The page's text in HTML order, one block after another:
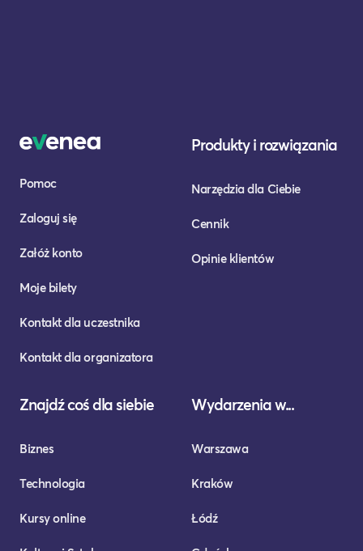
Pomoc
Zaloguj się
Załóż konto
Moje bilety
Kontakt dla uczestnika
Kontakt dla organizatora
Produkty i rozwiązania
Narzędzia dla Ciebie
Cennik
Opinie klientów
Znajdź coś dla siebie
Biznes
Technologia
Kursy online
Wydarzenia w...
Warszawa
Kraków
Łódź